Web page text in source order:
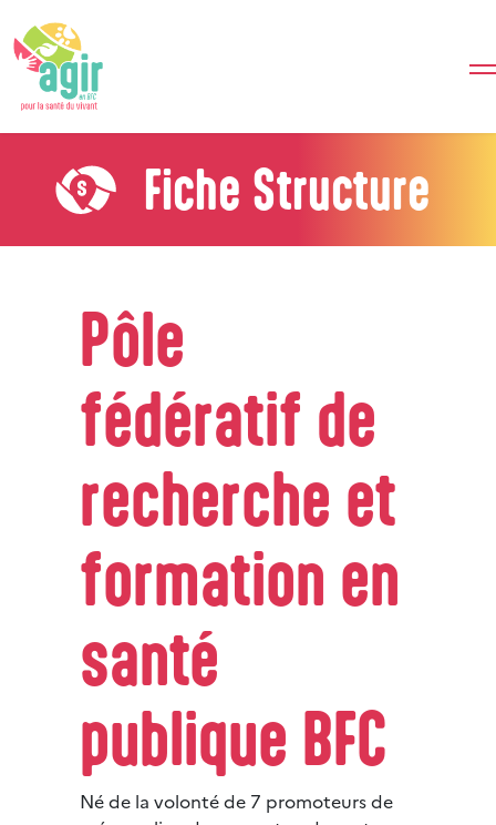
Fiche Structure
Pôle
fédératif de
recherche et
formation en
santé
publique BFC
Né de la volonté de 7 promoteurs de